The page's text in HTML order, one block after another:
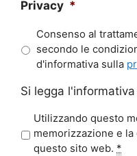
Privacy *
Consenso al
secondo le
d'informativa sulla
Si legga
r
Utilizzando questo
memorizzazione e
questo sito web. *